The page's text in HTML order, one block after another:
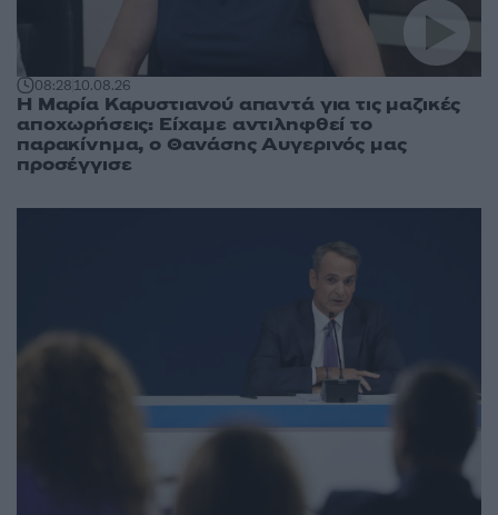
08:2810.08.26
Η Μαρία Καρυστιανού απαντά για τις μαζικές
αποχωρήσεις: Είχαμε αντιληφθεί το
παρακίνημα, ο Θανάσης Αυγερινός μας
προσέγγισε